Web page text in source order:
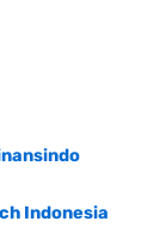
Indonesia